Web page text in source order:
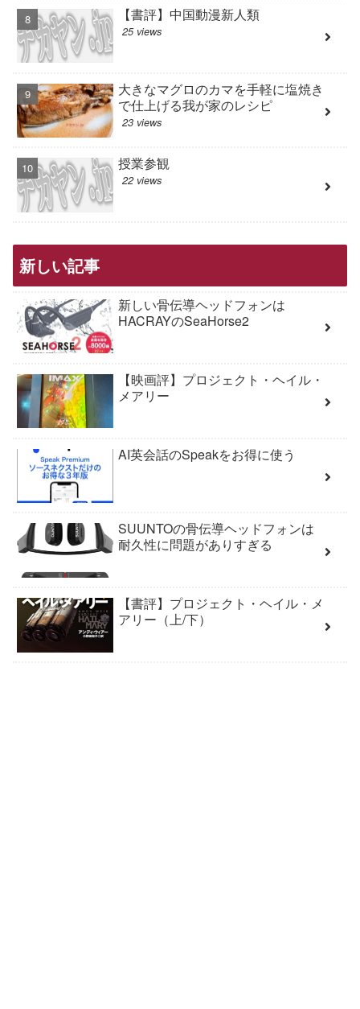
【書評】中国動漫新人類
25 views
大きなマグロのカマを手軽に塩焼き
で仕上げる我が家のレシピ
23 views
授業参観
22 views
新しい記事
新しい骨伝導ヘッドフォンは
HACRAYのSeaHorse2
【映画評】プロジェクト・ヘイル・
メアリー
AI英会話のSpeakをお得に使う
SUUNTOの骨伝導ヘッドフォンは
耐久性に問題がありすぎる
【書評】プロジェクト・ヘイル・メ
アリー（上/下）